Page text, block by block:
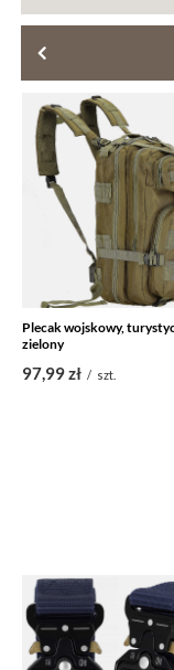
Plecak wojskowy,
zielony
97,99 zł / szt.